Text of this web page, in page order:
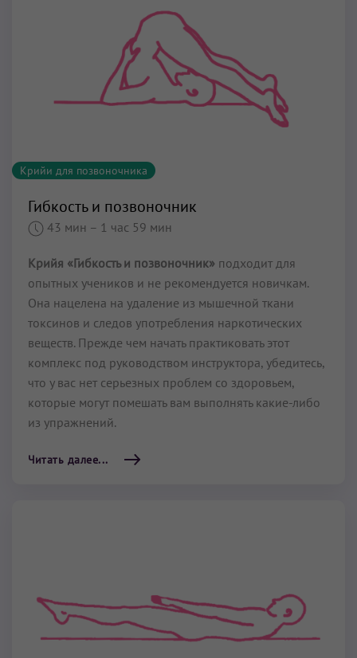
Крийи для позвоночника
Гибкость и позвоночник
43 мин – 1 час 59 мин
Крийя «Гибкость и позвоночник» подходит для
опытных учеников и не рекомендуется новичкам.
Она нацелена на удаление из мышечной ткани
токсинов и следов употребления наркотических
веществ. Прежде чем начать практиковать этот
комплекс под руководством инструктора, убедитесь,
что у вас нет серьезных проблем со здоровьем,
которые могут помешать вам выполнять какие-либо
из упражнений.
Читать далее...